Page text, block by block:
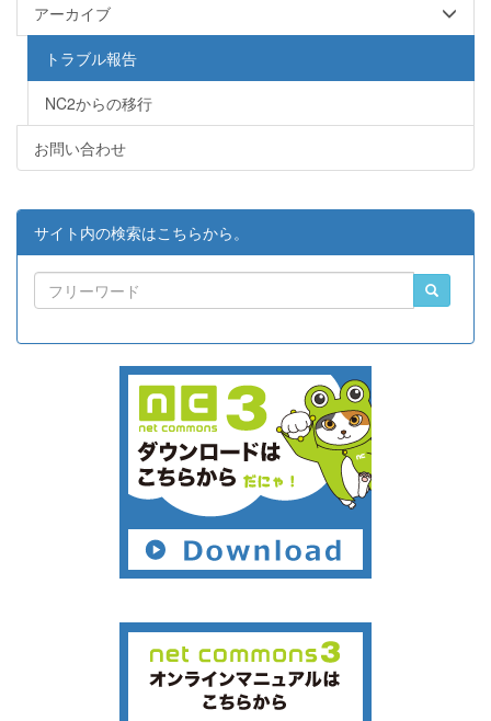
アーカイブ
トラブル報告
NC2からの移行
お問い合わせ
サイト内の検索はこちらから。